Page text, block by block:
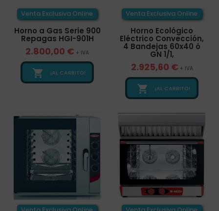
Venta Exclusiva Online
Horno a Gas Serie 900
Repagas HGI-901H
2.800,00 € + IVA
 ¡AL CARRITO!
Venta Exclusiva Online
Horno Ecológico
Eléctrico Convección,
4 Bandejas 60x40 ó
GN 1/1,
2.925,60 € + IVA
 ¡AL CARRITO!